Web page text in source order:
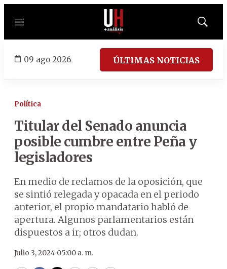
Menú
Mostrar
09 ago 2026 ÚLTIMAS NOTICIAS
Política
Titular del Senado anuncia
posible cumbre entre Peña y
legisladores
En medio de reclamos de la oposición, que
se sintió relegada y opacada en el periodo
anterior, el propio mandatario habló de
apertura. Algunos parlamentarios están
dispuestos a ir; otros dudan.
Julio 3, 2024 05:00 a. m.